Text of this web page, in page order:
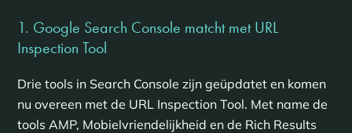
1. Google Search Console matcht met URL
Inspection Tool
Drie tools in Search Console zijn geüpdatet en komen
nu overeen met de URL Inspection Tool. Met name de
tools AMP, Mobielvriendelijkheid en de Rich Results